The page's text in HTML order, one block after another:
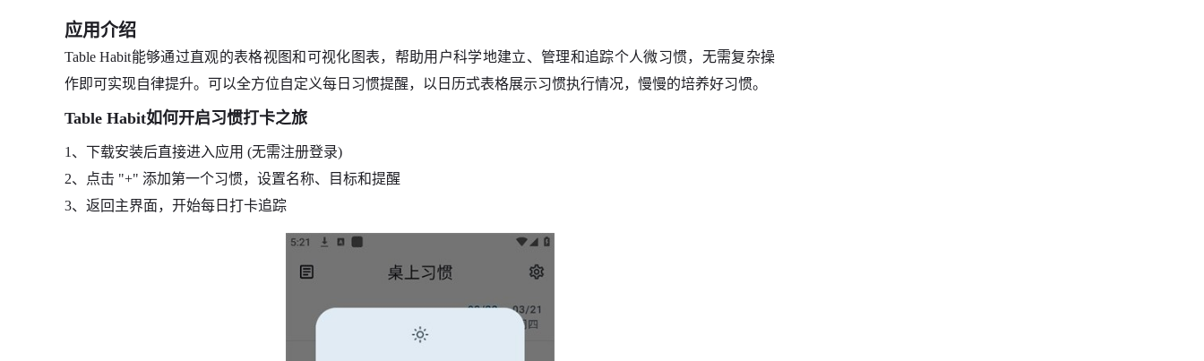
应用介绍
Table Habit能够通过直观的表格视图和可视化图表，帮助用户科学地建立、管理和追踪个人微习惯，无需复杂操
作即可实现自律提升。可以全方位自定义每日习惯提醒，以日历式表格展示习惯执行情况，慢慢的培养好习惯。
Table Habit如何开启习惯打卡之旅
1、下载安装后直接进入应用 (无需注册登录)
2、点击 "+" 添加第一个习惯，设置名称、目标和提醒
3、返回主界面，开始每日打卡追踪